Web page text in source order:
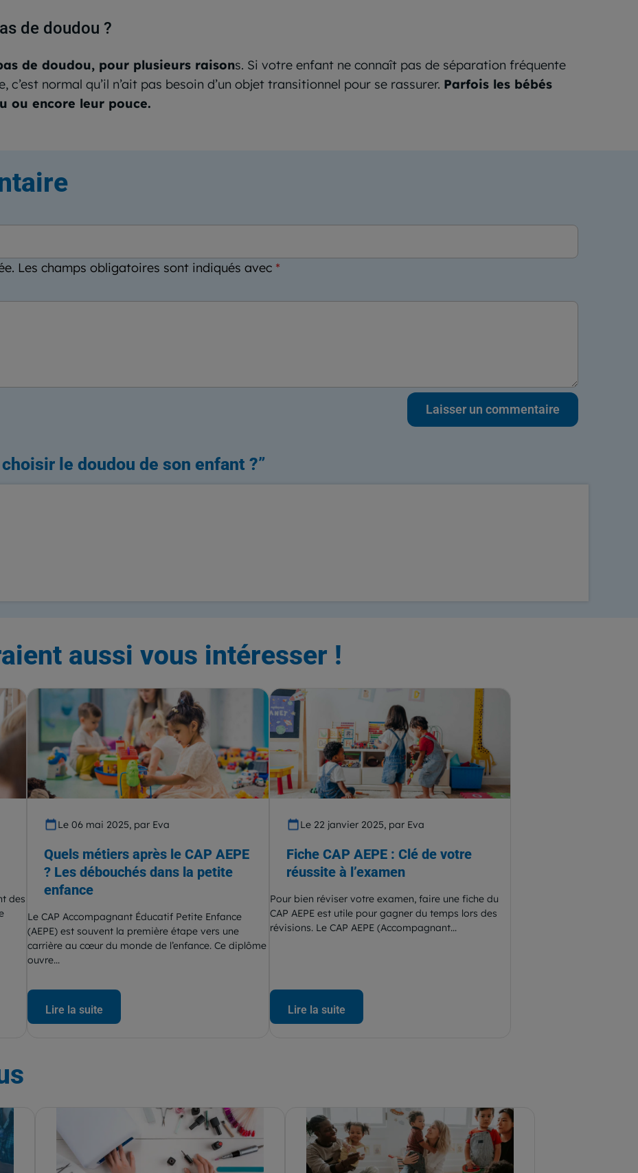
de doudou ?
de doudou, pour plusieurs raisons. Si votre enfant ne connaît pas de séparation fréquente
c’est normal qu’il n’ait pas besoin d’un objet transitionnel pour se rassurer. Parfois les bébés
ou encore leur pouce.
Les champs obligatoires sont indiqués avec *
le doudou de son enfant ?”
aussi vous intéresser !
des
Le 06 mai 2025, par Eva
Quels métiers après le CAP AEPE
? Les débouchés dans la petite
enfance
Le CAP Accompagnant Éducatif Petite Enfance
(AEPE) est souvent la première étape vers une
carrière au cœur du monde de l’enfance. Ce diplôme
ouvre...
Lire la suite
Le 22 janvier 2025, par Eva
Fiche CAP AEPE : Clé de votre
réussite à l’examen
Pour bien réviser votre examen, faire une fiche du
CAP AEPE est utile pour gagner du temps lors des
révisions. Le CAP AEPE (Accompagnant...
Lire la suite